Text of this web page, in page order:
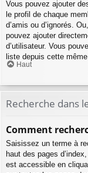
Vous pouvez ajouter
le profil de chaque
d’amis ou d’ignorés.
pouvez ajouter
d’utilisateur. Vous
liste depuis cette même
Haut
Recherche dans
Comment
Saisissez un terme à
haut des pages
est accessible en